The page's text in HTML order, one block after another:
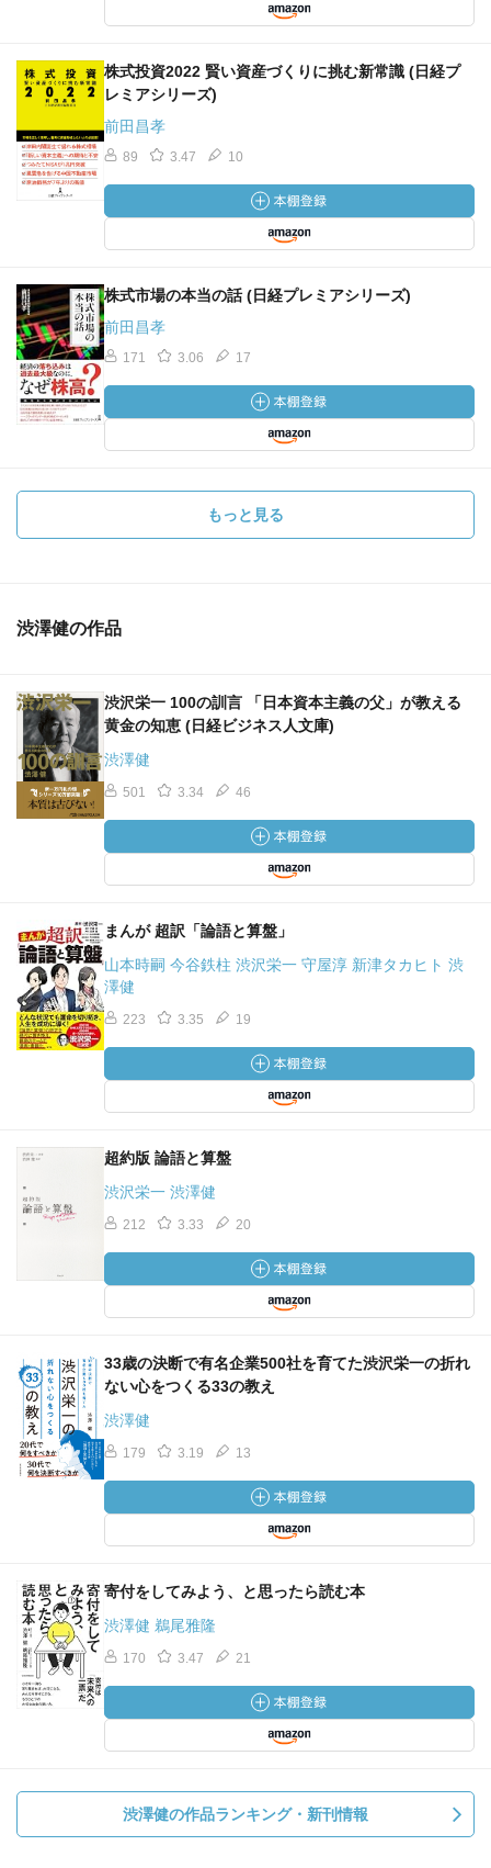
株式投資2022 賢い資産づくりに挑む新常識 (日経プ
レミアシリーズ)
前田昌孝
89 3.47 10
株式市場の本当の話 (日経プレミアシリーズ)
前田昌孝
171 3.06 17
もっと見る
渋澤健の作品
渋沢栄一 100の訓言 「日本資本主義の父」が教える
黄金の知恵 (日経ビジネス人文庫)
渋澤健
501 3.34 46
まんが 超訳「論語と算盤」
山本時嗣 今谷鉄柱 渋沢栄一 守屋淳 新津タカヒト 渋
澤健
223 3.35 19
超約版 論語と算盤
渋沢栄一 渋澤健
212 3.33 20
33歳の決断で有名企業500社を育てた渋沢栄一の折れ
ない心をつくる33の教え
渋澤健
179 3.19 13
寄付をしてみよう、と思ったら読む本
渋澤健 鵜尾雅隆
170 3.47 21
渋澤健の作品ランキング・新刊情報